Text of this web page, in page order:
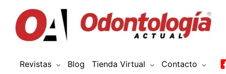
Revistas Blog Tienda Virtual Contacto